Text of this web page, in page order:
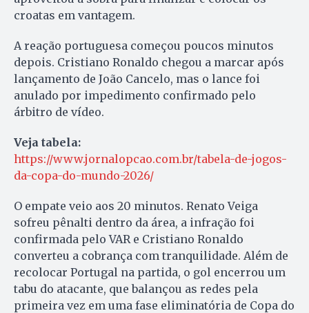
croatas em vantagem.
A reação portuguesa começou poucos minutos
depois. Cristiano Ronaldo chegou a marcar após
lançamento de João Cancelo, mas o lance foi
anulado por impedimento confirmado pelo
árbitro de vídeo.
Veja tabela:
https://www.jornalopcao.com.br/tabela-de-jogos-
da-copa-do-mundo-2026/
O empate veio aos 20 minutos. Renato Veiga
sofreu pênalti dentro da área, a infração foi
confirmada pelo VAR e Cristiano Ronaldo
converteu a cobrança com tranquilidade. Além de
recolocar Portugal na partida, o gol encerrou um
tabu do atacante, que balançou as redes pela
primeira vez em uma fase eliminatória de Copa do